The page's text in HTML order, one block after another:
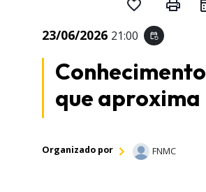
favorite_border print
23/06/2026 21:00 event_repeat
Conhecimento
que aproxima
Organizado por FNMC